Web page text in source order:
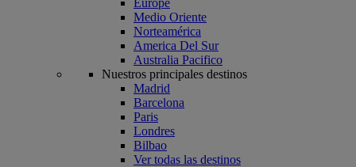
Europe
Medio Oriente
Norteamérica
America Del Sur
Australia Pacifico
Nuestros principales destinos
Madrid
Barcelona
Paris
Londres
Bilbao
Ver todas las destinos